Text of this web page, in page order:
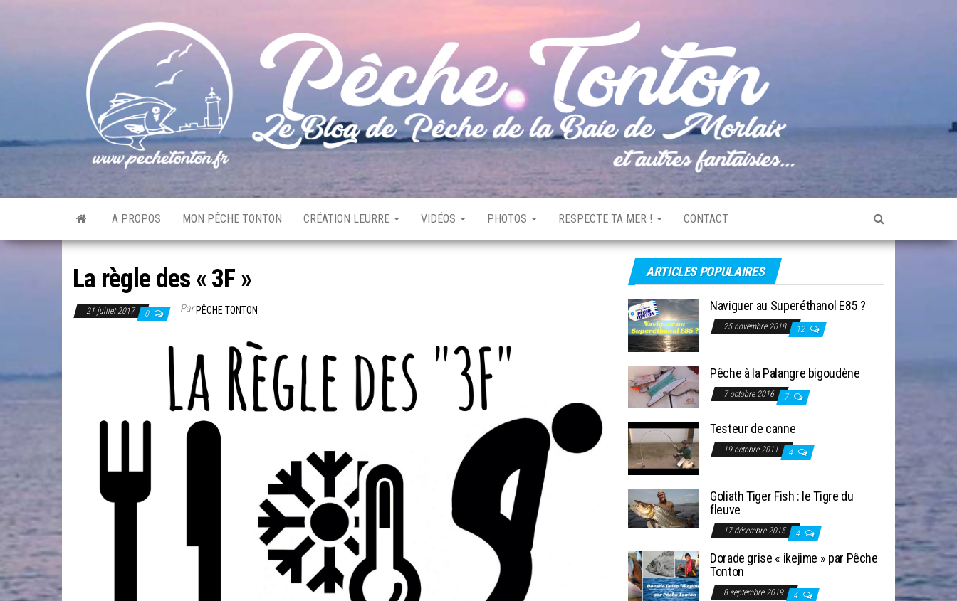
A PROPOS MON PÊCHE TONTON CRÉATION LEURRE VIDÉOS PHOTOS RESPECTE TA MER ! CONTACT
La règle des « 3F »
21 juillet 2017 0 ParPÊCHE TONTON
ARTICLES POPULAIRES
Naviguer au Superéthanol E85 ?
25 novembre 2018 12
Pêche à la Palangre bigoudène
7 octobre 2016 7
Testeur de canne
19 octobre 2011 4
Goliath Tiger Fish : le Tigre du
fleuve
17 décembre 2015 4
Dorade grise « ikejime » par Pêche
Tonton
8 septembre 2019 4